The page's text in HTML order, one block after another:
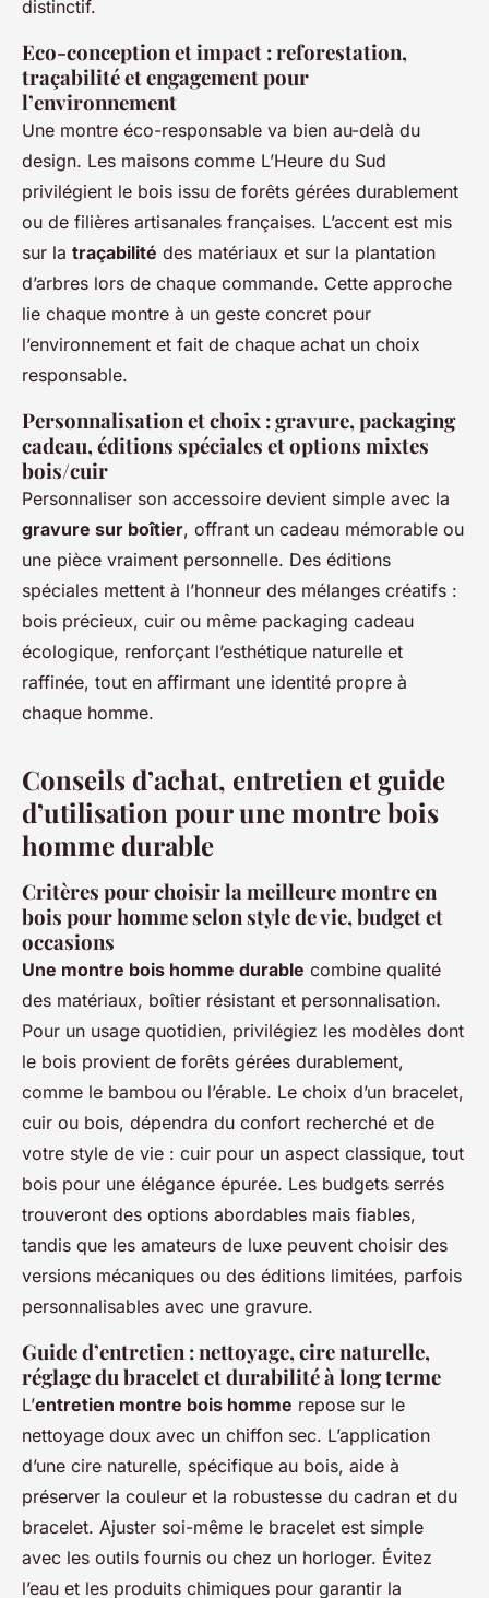
distinctif.
Eco-conception et impact : reforestation,
traçabilité et engagement pour
l’environnement
Une montre éco-responsable va bien au-delà du
design. Les maisons comme L’Heure du Sud
privilégient le bois issu de forêts gérées durablement
ou de filières artisanales françaises. L’accent est mis
sur la traçabilité des matériaux et sur la plantation
d’arbres lors de chaque commande. Cette approche
lie chaque montre à un geste concret pour
l’environnement et fait de chaque achat un choix
responsable.
Personnalisation et choix : gravure, packaging
cadeau, éditions spéciales et options mixtes
bois/cuir
Personnaliser son accessoire devient simple avec la
gravure sur boîtier, offrant un cadeau mémorable ou
une pièce vraiment personnelle. Des éditions
spéciales mettent à l’honneur des mélanges créatifs :
bois précieux, cuir ou même packaging cadeau
écologique, renforçant l’esthétique naturelle et
raffinée, tout en affirmant une identité propre à
chaque homme.
Conseils d’achat, entretien et guide
d’utilisation pour une montre bois
homme durable
Critères pour choisir la meilleure montre en
bois pour homme selon style de vie, budget et
occasions
Une montre bois homme durable combine qualité
des matériaux, boîtier résistant et personnalisation.
Pour un usage quotidien, privilégiez les modèles dont
le bois provient de forêts gérées durablement,
comme le bambou ou l’érable. Le choix d’un bracelet,
cuir ou bois, dépendra du confort recherché et de
votre style de vie : cuir pour un aspect classique, tout
bois pour une élégance épurée. Les budgets serrés
trouveront des options abordables mais fiables,
tandis que les amateurs de luxe peuvent choisir des
versions mécaniques ou des éditions limitées, parfois
personnalisables avec une gravure.
Guide d’entretien : nettoyage, cire naturelle,
réglage du bracelet et durabilité à long terme
L’entretien montre bois homme repose sur le
nettoyage doux avec un chiffon sec. L’application
d’une cire naturelle, spécifique au bois, aide à
préserver la couleur et la robustesse du cadran et du
bracelet. Ajuster soi-même le bracelet est simple
avec les outils fournis ou chez un horloger. Évitez
l’eau et les produits chimiques pour garantir la